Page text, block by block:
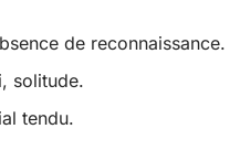
de reconnaissance.
solitude.
tendu.